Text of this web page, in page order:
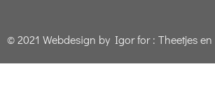
© 2021 Webdesign by Igor for : Theetjes